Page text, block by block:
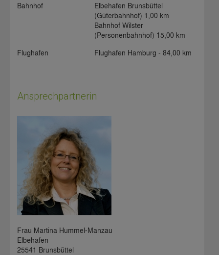
Bahnhof
Elbehafen Brunsbüttel
(Güterbahnhof) 1,00 km
Bahnhof Wilster
(Personenbahnhof) 15,00 km
Flughafen
Flughafen Hamburg - 84,00 km
Ansprechpartnerin
Frau Martina Hummel-Manzau
Elbehafen
25541 Brunsbüttel